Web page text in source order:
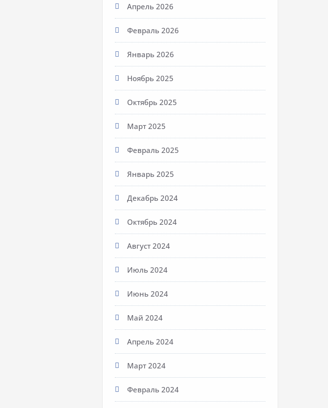
Апрель 2026
Февраль 2026
Январь 2026
Ноябрь 2025
Октябрь 2025
Март 2025
Февраль 2025
Январь 2025
Декабрь 2024
Октябрь 2024
Август 2024
Июль 2024
Июнь 2024
Май 2024
Апрель 2024
Март 2024
Февраль 2024